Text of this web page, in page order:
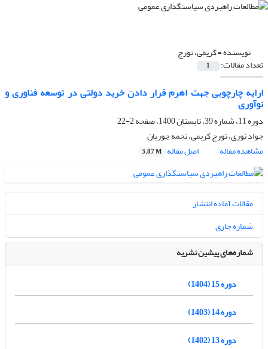
نویسنده =کریمی، تورج
تعداد مقالات: 1
ارایه چارچوبی جهت اهرم قرار دادن خرید دولتی در توسعه فناوری و
نوآوری
دوره 11، شماره 39، تابستان 1400، صفحه
2-22
جواد نوری، تورج کریمی، نجمه جوریان
مشاهده مقاله
اصل مقاله 3.87 M
مقالات آماده انتشار
شماره جاری
شماره‌های پیشین نشریه
دوره 15 (1404)
دوره 14 (1403)
دوره 13 (1402)